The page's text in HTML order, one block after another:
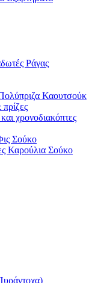
Ράγας
Καουτσούκ
χρονοδιακόπτες
Σούκο
Καρούλια Σούκο